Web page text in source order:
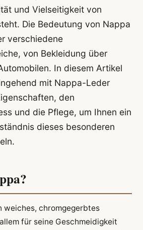
und Vielseitigkeit von
Die Bedeutung von Nappa
verschiedene
von Bekleidung über
In diesem Artikel
mit Nappa-Leder
den
und die Pflege, um Ihnen ein
dieses besonderen
weiches, chromgegerbtes
für seine Geschmeidigkeit